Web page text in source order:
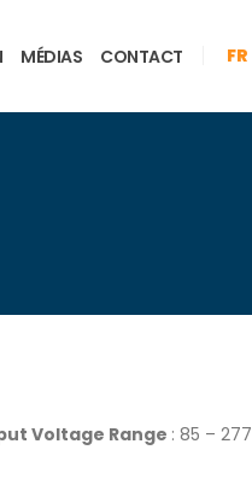
MÉDIAS CONTACT FR
Voltage Range : 85 – 277